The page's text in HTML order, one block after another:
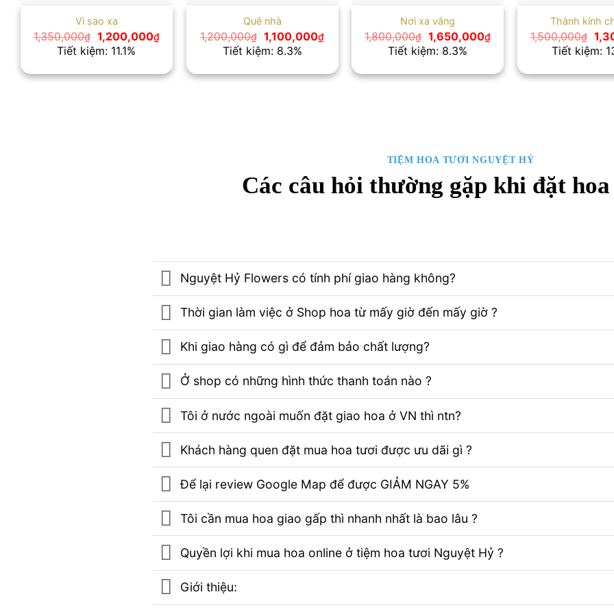
Vì sao xa
1,350,000₫ Giá
gốc
là:
1,200,000₫Giá
hiện
là:
1,200,000₫.
Tiết kiệm: 11.1%
Quê nhà
1,200,000₫ Giá
gốc
là:
1,100,000₫Giá
1,100,000₫.
Tiết kiệm: 8.3%
Nơi xa vắng
1,800,000₫ Giá
gốc
là:
1,650,000₫Giá
là:
1,650,000₫.
Tiết kiệm: 8.3%
Thành kính
1,500,000₫
Giá
gốc
là:
Tiết kiệm:
TIỆM HOA TƯƠI NGUYỆT HỶ
Các câu hỏi thường gặp khi đặt
Nguyệt Hỷ Flowers có tính phí giao hàng không?
Thời gian làm việc ở Shop hoa từ mấy giờ đến mấy giờ ?
Khi giao hàng có gì để đảm bảo chất lượng?
Ở shop có những hình thức thanh toán nào ?
Tôi ở nước ngoài muốn đặt giao hoa ở VN thì ntn?
Khách hàng quen đặt mua hoa tươi được ưu dãi gì ?
Để lại review Google Map để được GIẢM NGAY 5%
Tôi cần mua hoa giao gấp thì nhanh nhất là bao lâu ?
Quyền lợi khi mua hoa online ở tiệm hoa tươi Nguyệt Hỷ ?
Giới thiệu: